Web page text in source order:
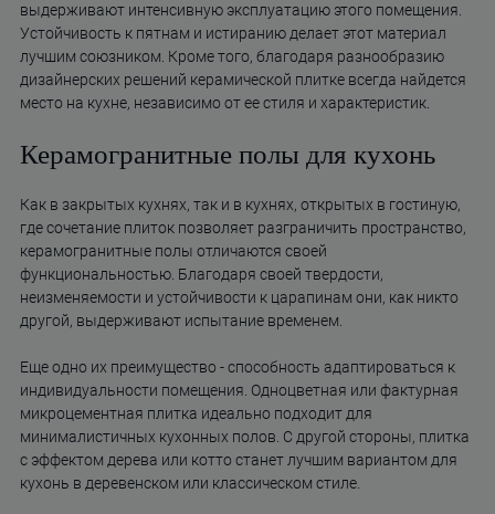
выдерживают интенсивную эксплуатацию этого помещения.
Устойчивость к пятнам и истиранию делает этот материал
лучшим союзником. Кроме того, благодаря разнообразию
дизайнерских решений керамической плитке всегда найдется
место на кухне, независимо от ее стиля и характеристик.
Керамогранитные полы для кухонь
Как в закрытых кухнях, так и в кухнях, открытых в гостиную,
где сочетание плиток позволяет разграничить пространство,
керамогранитные полы отличаются своей
функциональностью. Благодаря своей твердости,
неизменяемости и устойчивости к царапинам они, как никто
другой, выдерживают испытание временем.
Еще одно их преимущество - способность адаптироваться к
индивидуальности помещения. Одноцветная или фактурная
микроцементная плитка идеально подходит для
минималистичных кухонных полов. С другой стороны, плитка
с эффектом дерева или котто станет лучшим вариантом для
кухонь в деревенском или классическом стиле.